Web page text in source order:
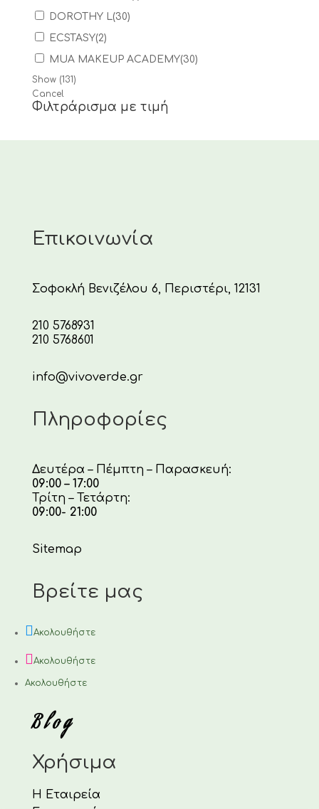
DOROTHY L(30)
ECSTASY(2)
MUA MAKEUP ACADEMY(30)
Show (131 )
Cancel
Φιλτράρισμα με τιμή
Επικοινωνία
Σοφοκλή Βενιζέλου 6, Περιστέρι, 12131
210 5768931
210 5768601
info@vivoverde.gr
Πληροφορίες
Δευτέρα – Πέμπτη – Παρασκευή:
09:00 – 17:00
Τρίτη – Τετάρτη:
09:00- 21:00
Sitemap
Βρείτε μας
Ακολουθήστε
Ακολουθήστε
Ακολουθήστε
Blog
Χρήσιμα
Η Εταιρεία